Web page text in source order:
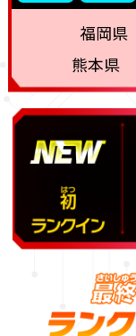
福岡
熊本県